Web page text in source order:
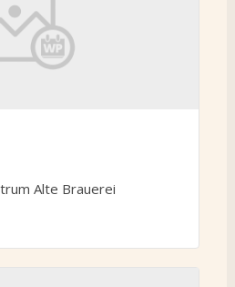
Alte Brauerei